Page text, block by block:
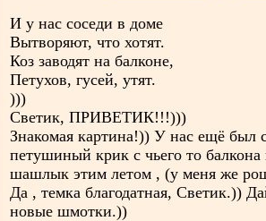
И у нас соседи в доме
Вытворяют, что хотят.
Коз заводят на балконе,
Петухов, гусей, утят.
)))
Светик, ПРИВЕТИК!!!)))
Знакомая картина!)) У нас ещё был
петушиный крик с чьего то
шашлык этим летом , (у меня же
Да , темка благодатная, Светик.))
новые шмотки.))